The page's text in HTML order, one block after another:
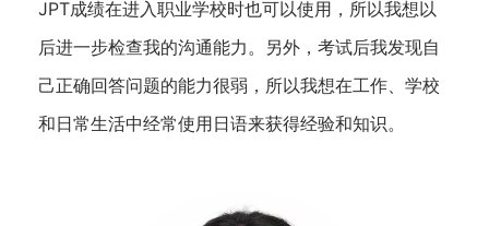
JPT成绩在进入职业学校时也可以使用，所以我想以
后进一步检查我的沟通能力。另外，考试后我发现自
己正确回答问题的能力很弱，所以我想在工作、学校
和日常生活中经常使用日语来获得经验和知识。